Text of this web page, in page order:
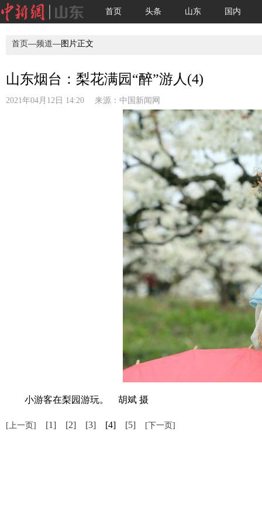
首页 头条 山东 国内
首页—频道—图片正文
山东烟台：梨花满园“醉”游人(4)
2021年04月12日 14:20 来源： 中国新闻网
小游客在梨园游玩。 胡斌 摄
[上一页] [1] [2] [3] [4] [5] [下一页]